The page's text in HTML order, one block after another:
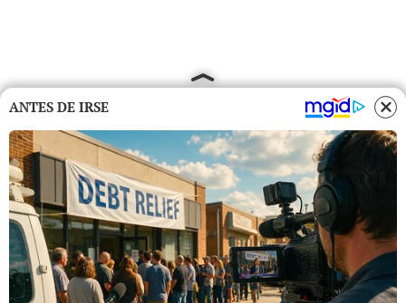
ANTES DE IRSE